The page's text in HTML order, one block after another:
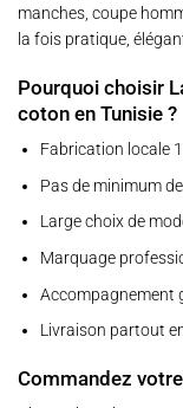
manches, coupe
la fois pratique,
Pourquoi choisir
coton en Tunisie ?
Fabrication locale
Pas de minimum
Large choix de
Marquage
Accompagnement
Livraison partout
Commandez